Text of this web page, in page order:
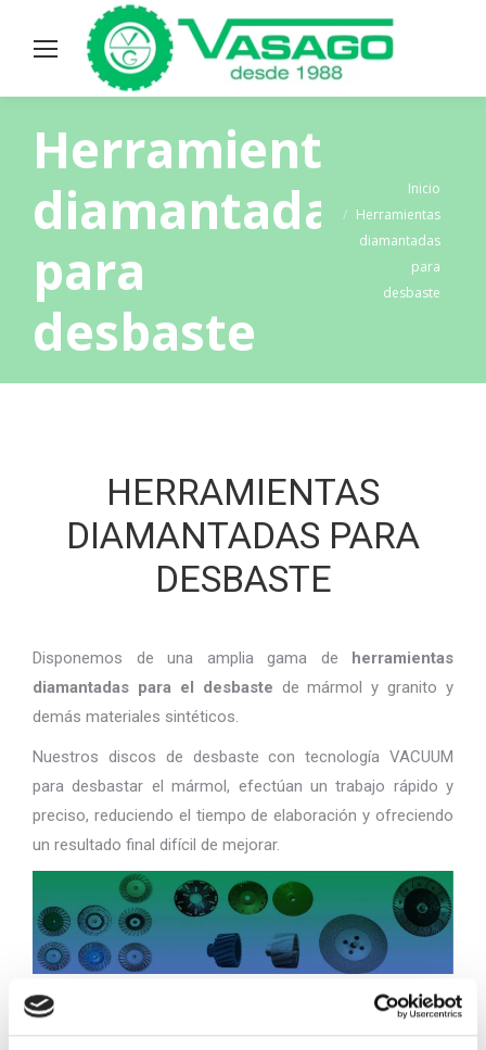
Herramientas
diamantadas
para
desbaste
Inicio
Herramientas
diamantadas
para
desbaste
HERRAMIENTAS
DIAMANTADAS PARA
DESBASTE
Disponemos de una amplia gama de herramientas
diamantadas para el desbaste de mármol y granito y
demás materiales sintéticos.
Nuestros discos de desbaste con tecnología VACUUM
para desbastar el mármol, efectúan un trabajo rápido y
preciso, reduciendo el tiempo de elaboración y ofreciendo
un resultado final difícil de mejorar.
Las fresas M-14, son herramientas especialmente
indicadas para trabajar con materiales muy duros cómo es